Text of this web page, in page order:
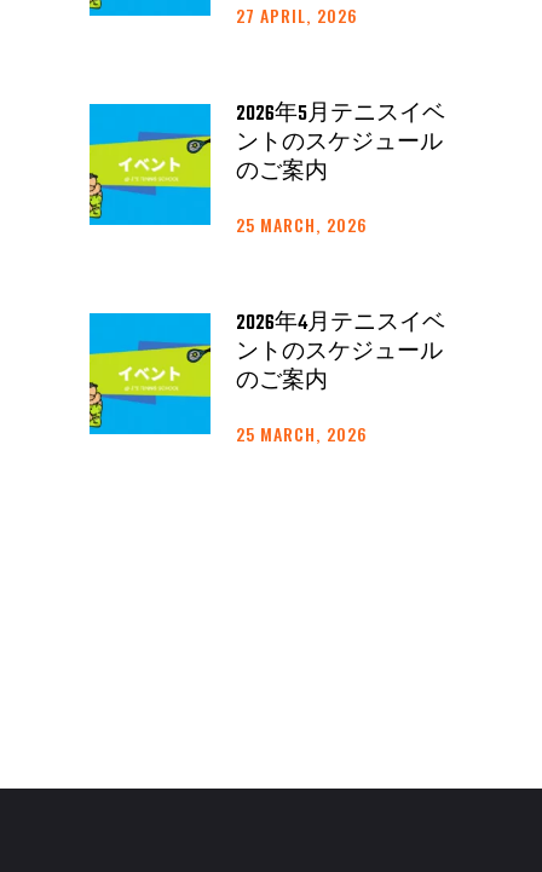
27 APRIL, 2026
2026年5月テニスイベ
ントのスケジュール
のご案内
25 MARCH, 2026
2026年4月テニスイベ
ントのスケジュール
のご案内
25 MARCH, 2026